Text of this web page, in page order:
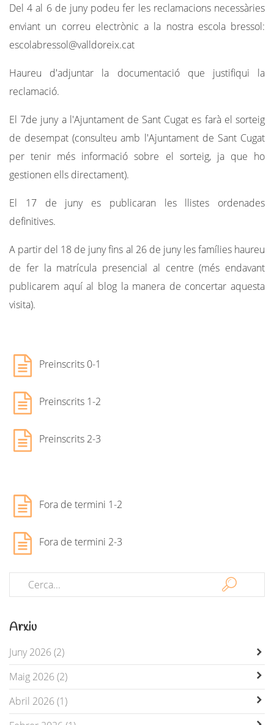
Del 4 al 6 de juny podeu fer les reclamacions necessàries
enviant un correu electrònic a la nostra escola bressol:
escolabressol@valldoreix.cat
Haureu d'adjuntar la documentació que justifiqui la
reclamació.
El 7de juny a l'Ajuntament de Sant Cugat es farà el sorteig
de desempat (consulteu amb l'Ajuntament de Sant Cugat
per tenir més informació sobre el sorteig, ja que ho
gestionen ells directament).
El 17 de juny es publicaran les llistes ordenades
definitives.
A partir del 18 de juny fins al 26 de juny les famílies haureu
de fer la matrícula presencial al centre (més endavant
publicarem aquí al blog la manera de concertar aquesta
visita).
Preinscrits 0-1
Preinscrits 1-2
Preinscrits 2-3
Fora de termini 1-2
Fora de termini 2-3
Arxiu
Juny 2026 (2)
Maig 2026 (2)
Abril 2026 (1)